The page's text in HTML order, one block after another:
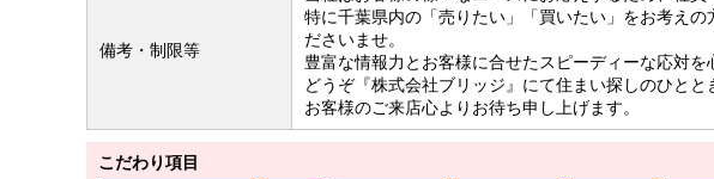
備考・制限等
特に千葉県内の「売りたい」「買いたい」をお考え
ださいませ。
豊富な情報力とお客様に合せたスピーディーな応対を
どうぞ『株式会社ブリッジ』にて住まい探しのひとと
お客様のご来店心よりお待ち申し上げます。
こだわり項目